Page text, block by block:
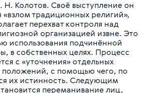
Н. Колотов. Своё выступление он
«взлом традиционных религий»,
перехват контроля над
организацией извне. Это
использования подчинённой
в собственных целях. Процесс
с «уточнения» отдельных
положений, с помощью чего, по
их истинность. Следующим
переманивание лиц,